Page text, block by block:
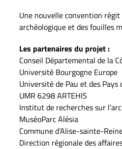
Une nouvelle convention régit
archéologique et des fouilles
Les partenaires du projet :
Conseil Départemental de la
Université Bourgogne Europe
Université de Pau et des Pays
UMR 6298 ARTEHIS
Institut de recherches sur
MuséoParc Alésia
Commune d’Alise-sainte-
Direction régionale des